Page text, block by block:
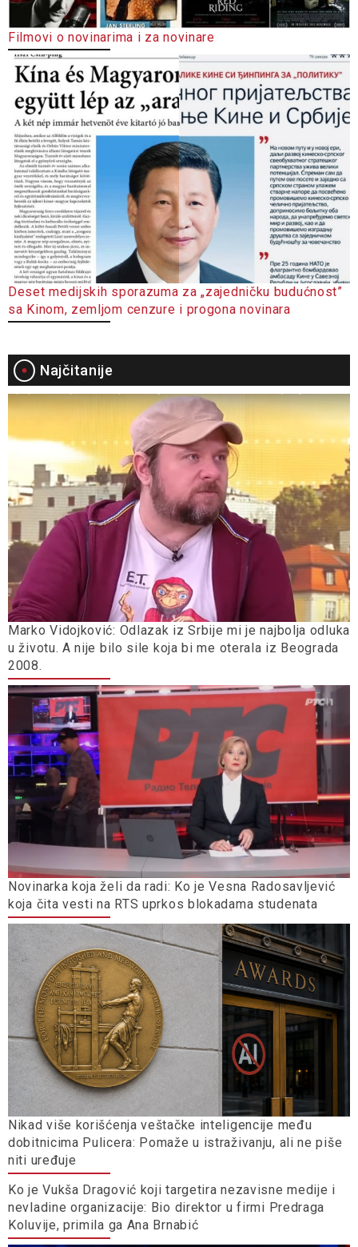
Filmovi o novinarima i za novinare
Deset medijskih sporazuma za „zajedničku budućnost”
sa Kinom, zemljom cenzure i progona novinara
Najčitanije
Marko Vidojković: Odlazak iz Srbije mi je najbolja odluka
u životu. A nije bilo sile koja bi me oterala iz Beograda
2008.
Novinarka koja želi da radi: Ko je Vesna Radosavljević
koja čita vesti na RTS uprkos blokadama studenata
Nikad više korišćenja veštačke inteligencije među
dobitnicima Pulicera: Pomaže u istraživanju, ali ne piše
niti uređuje
Ko je Vukša Dragović koji targetira nezavisne medije i
nevladine organizacije: Bio direktor u firmi Predraga
Koluvije, primila ga Ana Brnabić